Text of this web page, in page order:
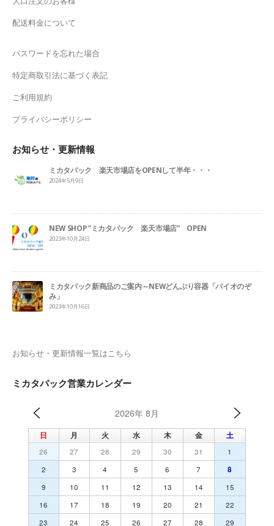
配送料金について
パスワードを忘れた場合
特定商取引法に基づく表記
ご利用規約
プライバシーポリシー
お知らせ・更新情報
ミカタパック 楽天市場店をOPENして半年・・・
2024年5月9日
NEW SHOP ”ミカタパック 楽天市場店” OPEN
2023年10月24日
ミカタパック新商品のご案内～NEWどんぶり容器「バイオのぞ
み」
2023年10月16日
お知らせ・更新情報一覧はこちら
ミカタパック営業カレンダー
2026年 8月
日 月 火 水 木 金 土
26 27 28 29 30 31
1
2
3 4 5 6 7 8
9 10 11 12 13 14
15
16
17 18 19 20 21
22
23
24 25 26 27 28 29